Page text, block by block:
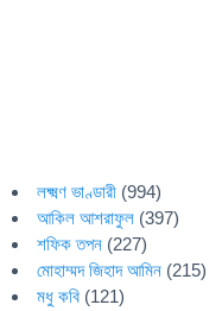
লক্ষ্মণ ভাণ্ডারী (994)
আকিল আশরাফুল (397)
শফিক তপন (227)
মোহাম্মদ জিহাদ আমিন (215)
মধু কবি (121)